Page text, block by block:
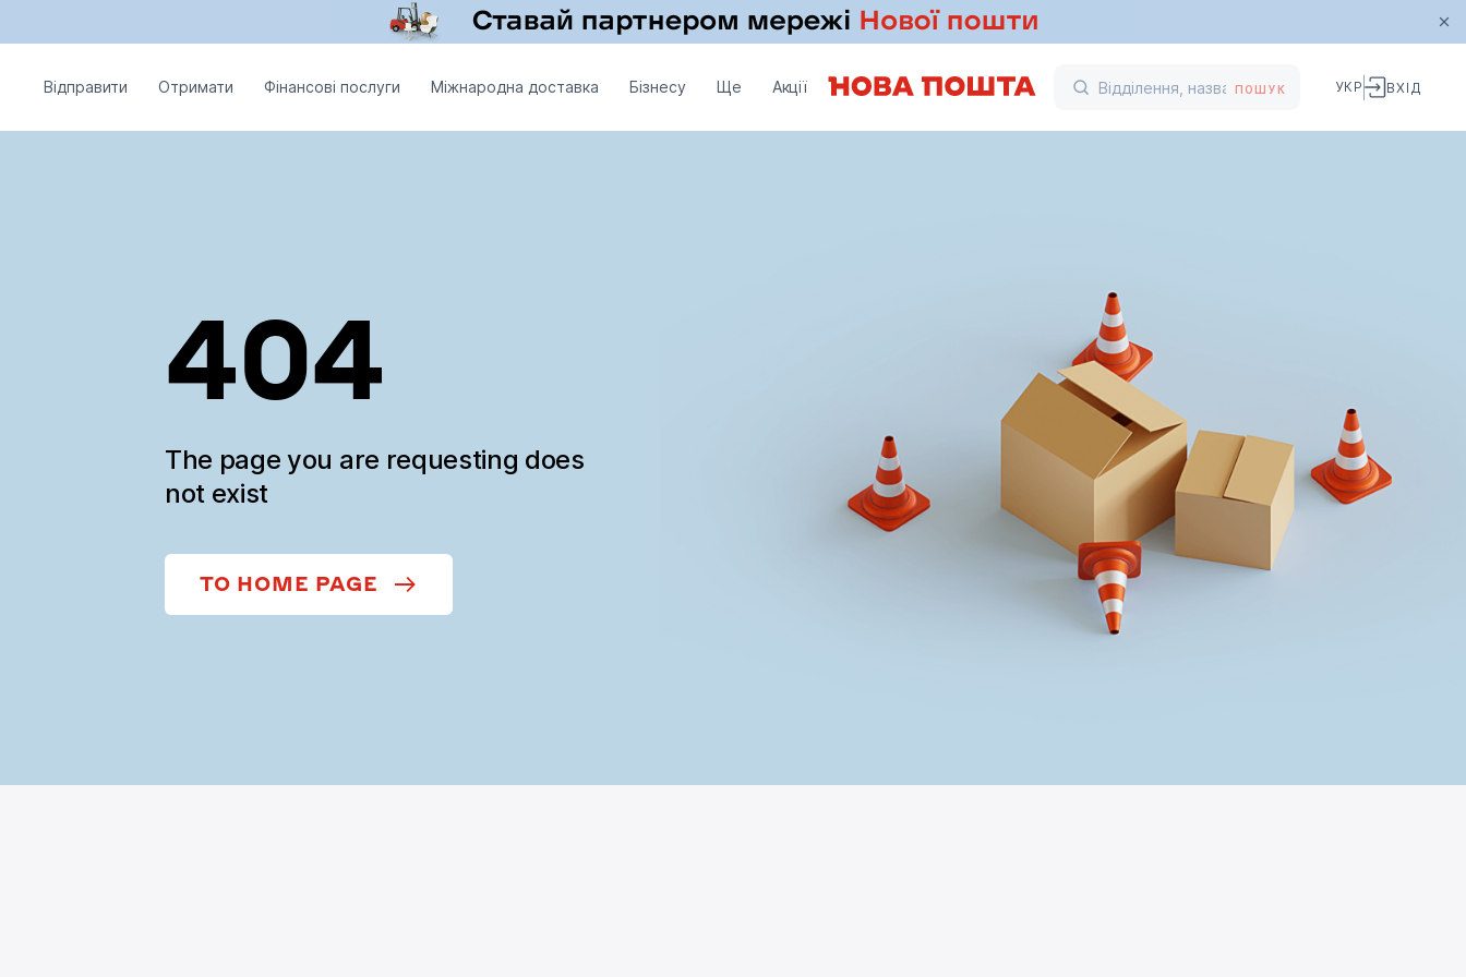
Відправити Отримати Фінансові послуги Міжнародна доставка Бізнесу Ще Акції ПОШУК УКР ВХІД
404
The page you are requesting does
not exist
TO HOME PAGE